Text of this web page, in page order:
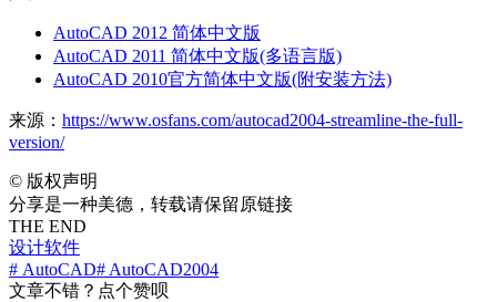
AutoCAD 2012 简体中文版
AutoCAD 2011 简体中文版(多语言版)
AutoCAD 2010官方简体中文版(附安装方法)
来源： https://www.osfans.com/autocad2004-streamline-the-full-
version/
© 版权声明
分享是一种美德，转载请保留原链接
THE END
设计软件
# AutoCAD# AutoCAD2004
文章不错？点个赞呗